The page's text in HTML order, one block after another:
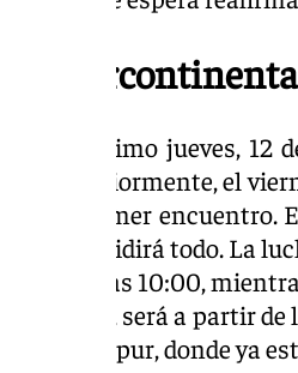
el próximo jueves, 12
Posteriormente, el
que el primer encuentro.
se decidirá todo. La
puesto, a las 10:00,
, será a partir de
de Singapur, donde ya